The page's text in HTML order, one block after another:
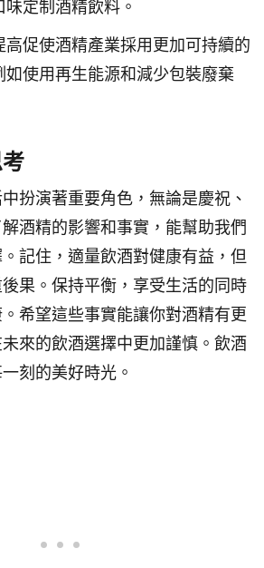
定制酒精飲料。
高促使酒精產業採用更加可持續的
如使用再生能源和減少包裝廢棄
扮演著重要角色，無論是慶祝、
酒精的影響和事實，能幫助我們
記住，適量飲酒對健康有益，但
果。保持平衡，享受生活的同時
希望這些事實能讓你對酒精有更
來的飲酒選擇中更加謹慎。飲酒
刻的美好時光。